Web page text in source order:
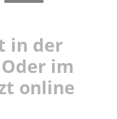
in der
im
online